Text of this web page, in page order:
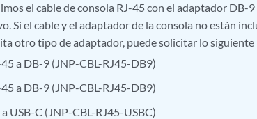
el cable de consola RJ-45 con el adaptador DB-
Si el cable y el adaptador de la consola no están
otro tipo de adaptador, puede solicitar lo siguiente
a DB-9 (JNP-CBL-RJ45-DB9)
a DB-9 (JNP-CBL-RJ45-DB9)
USB-C (JNP-CBL-RJ45-USBC)